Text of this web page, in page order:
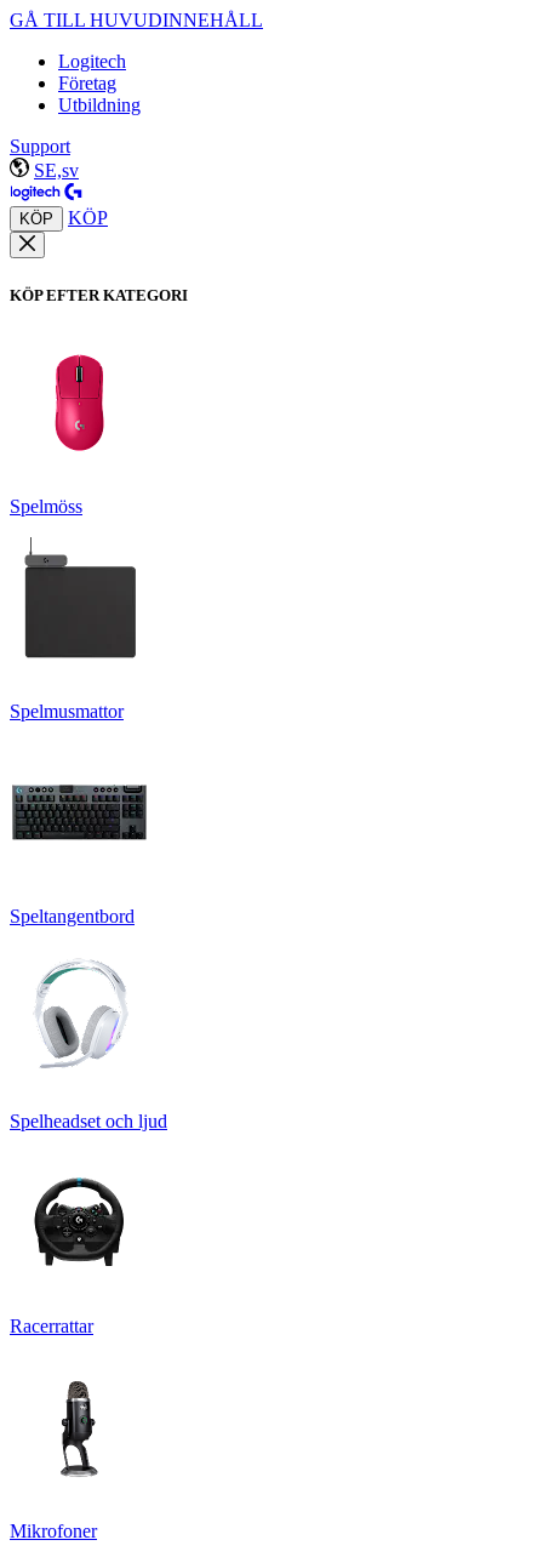
GÅ TILL HUVUDINNEHÅLL
Logitech
Företag
Utbildning
Support
SE,sv
KÖP KÖP
KÖP EFTER KATEGORI
Spelmöss
Spelmusmattor
Speltangentbord
Spelheadset och ljud
Racerrattar
Mikrofoner